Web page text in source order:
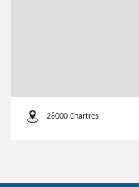
28000 Chartres